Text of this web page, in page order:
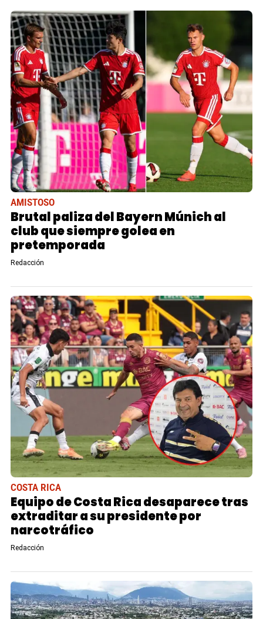
AMISTOSO
Brutal paliza del Bayern Múnich al
club que siempre golea en
pretemporada
Redacción
COSTA RICA
Equipo de Costa Rica desaparece tras
extraditar a su presidente por
narcotráfico
Redacción